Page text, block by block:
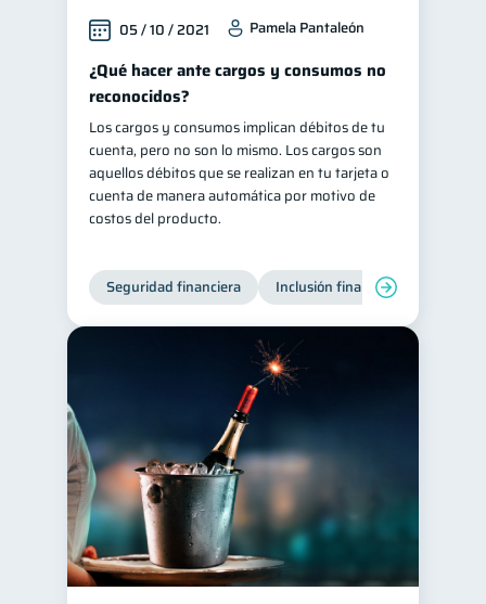
05 / 10 / 2021 Pamela Pantaleón
¿Qué hacer ante cargos y consumos no
reconocidos?
Los cargos y consumos implican débitos de tu
cuenta, pero no son lo mismo. Los cargos son
aquellos débitos que se realizan en tu tarjeta o
cuenta de manera automática por motivo de
costos del producto.
Seguridad financiera Inclusión financiera